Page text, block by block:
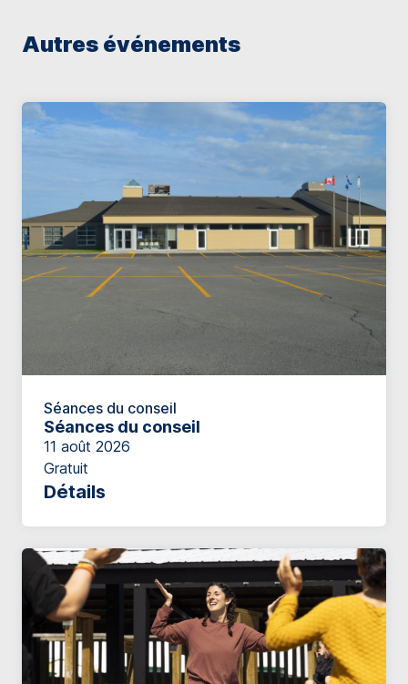
Autres événements
Séances du conseil
Séances du conseil
11 août 2026
Gratuit
Détails